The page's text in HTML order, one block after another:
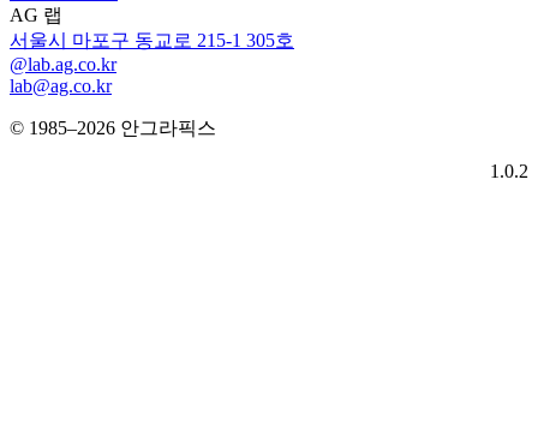
AG 랩
서울시 마포구 동교로 215-1 305호
@lab.ag.co.kr
lab@ag.co.kr
© 1985–2026 안그라픽스
1.0.2